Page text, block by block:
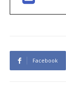
Facebook